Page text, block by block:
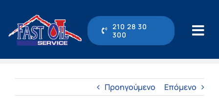
περιεχόμενο
210 28 30
300
Αρχική
Προηγούμενο Επόμενο